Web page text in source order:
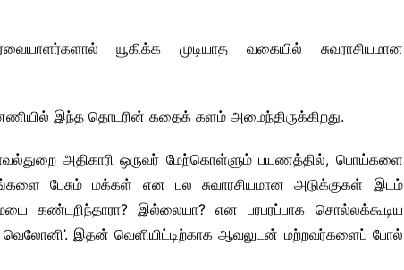
யூகிக்க முடியாத வகையில் சுவராசியமான
இந்த தொடரின் கதைக் களம் அமைந்திருக்கிறது.
அதிகாரி ஒருவர் மேற்கொள்ளும் பயணத்தில், பொய்களை
பேசும் மக்கள் என பல சுவாரசியமான அடுக்குகள் இடம்
கண்டறிந்தாரா? இல்லையா? என பரபரப்பாக சொல்லக்கூடிய
வெலோனி’. இதன் வெளியிட்டிற்காக ஆவலுடன் மற்றவர்களைப் போல்